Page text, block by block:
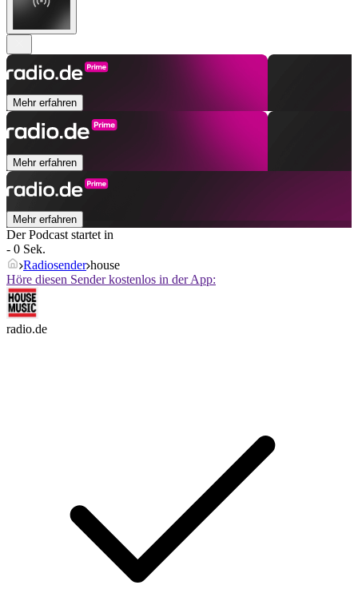
Mehr erfahren
Mehr erfahren
Mehr erfahren
Der Podcast startet in
- 0 Sek.
Radiosender house
Höre diesen Sender kostenlos in der App:
radio.de